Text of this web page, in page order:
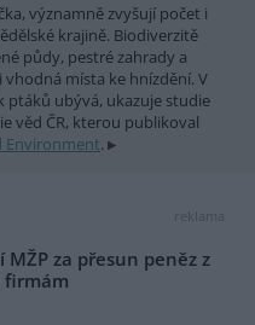
významně zvyšují počet i
krajině. Biodiverzitě
půdy, pestré zahrady a
místa ke hnízdění. V
ptáků ubývá, ukazuje studie
věd ČR, kterou publikoval
Environment.
reklama
za přesun peněz z
firmám